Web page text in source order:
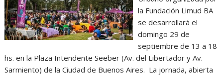
la Fundación Limud BA
se desarrollará el
domingo 29 de
septiembre de 13 a 18
hs. en la Plaza Intendente Seeber (Av. del Libertador y Av.
Sarmiento) de la Ciudad de Buenos Aires. La jornada, abierta